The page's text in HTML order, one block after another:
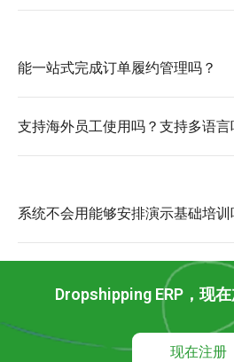
能一站式完成订单履约管理吗？
支持海外员工使用吗？支持多语言
系统不会用能够安排演示基础培训
Dropshipping ERP，现
现在注册